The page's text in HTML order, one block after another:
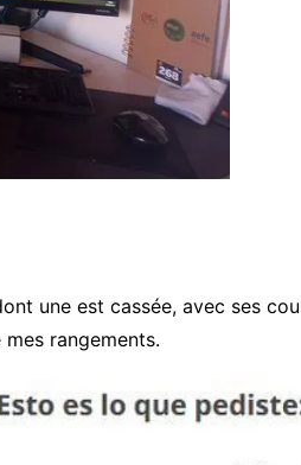
une est cassée, avec ses
rangements.